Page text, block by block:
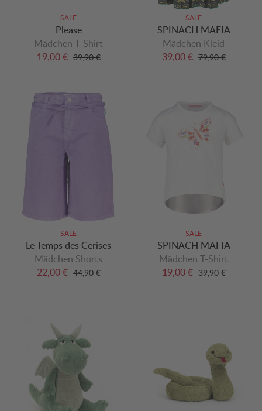
SALE
Please
Mädchen T-Shirt
19,00 € 39,90 €
SALE
SPINACH MAFIA
Mädchen Kleid
39,00 € 79,90 €
SALE
Le Temps des Cerises
Mädchen Shorts
22,00 € 44,90 €
SALE
SPINACH MAFIA
Mädchen T-Shirt
19,00 € 39,90 €